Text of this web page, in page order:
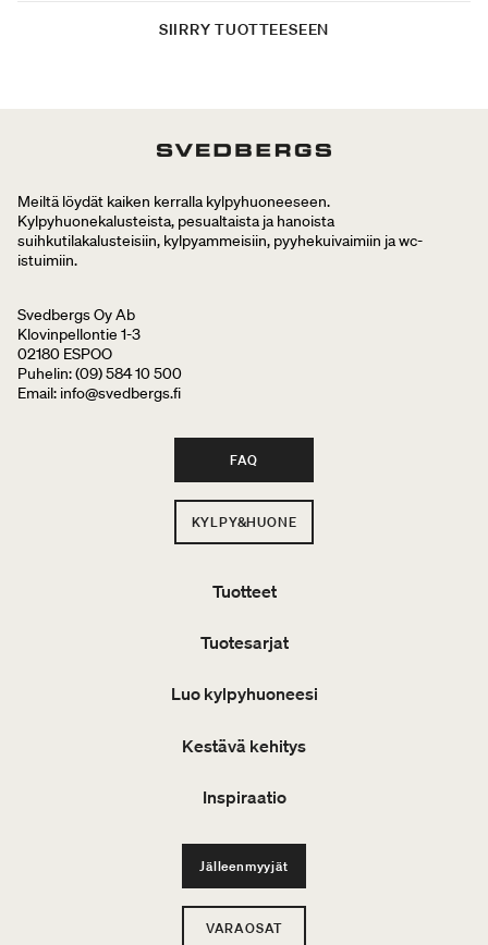
SIIRRY TUOTTEESEEN
Meiltä löydät kaiken kerralla kylpyhuoneeseen.
Kylpyhuonekalusteista, pesualtaista ja hanoista
suihkutilakalusteisiin, kylpyammeisiin, pyyhekuivaimiin ja wc-
istuimiin.
Svedbergs Oy Ab
Klovinpellontie 1-3
02180 ESPOO
Puhelin: (09) 584 10 500
Email: info@svedbergs.fi
FAQ
KYLPY&HUONE
Tuotteet
Tuotesarjat
Luo kylpyhuoneesi
Kestävä kehitys
Inspiraatio
Jälleenmyyjät
VARAOSAT